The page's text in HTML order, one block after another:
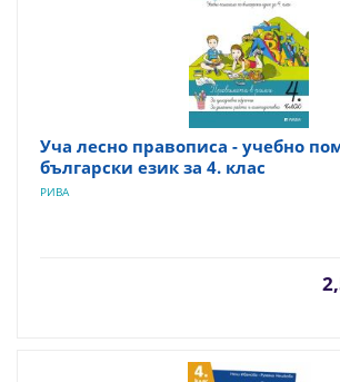
Уча лесно правописа - учебно
български език за 4. клас
РИВА